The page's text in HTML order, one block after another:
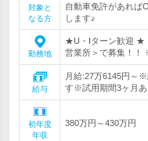
対象と
なる方
自動車免許があれば
します♪
勤務地
★U・Iターン歓迎 ★
営業所＞で募集！！
給与
月給:27万6145円～
す※試用期間3ヶ月
初年度
年収
380万円～430万円